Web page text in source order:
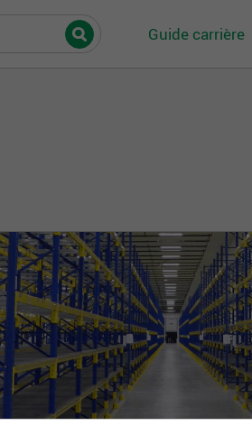
Guide carrière